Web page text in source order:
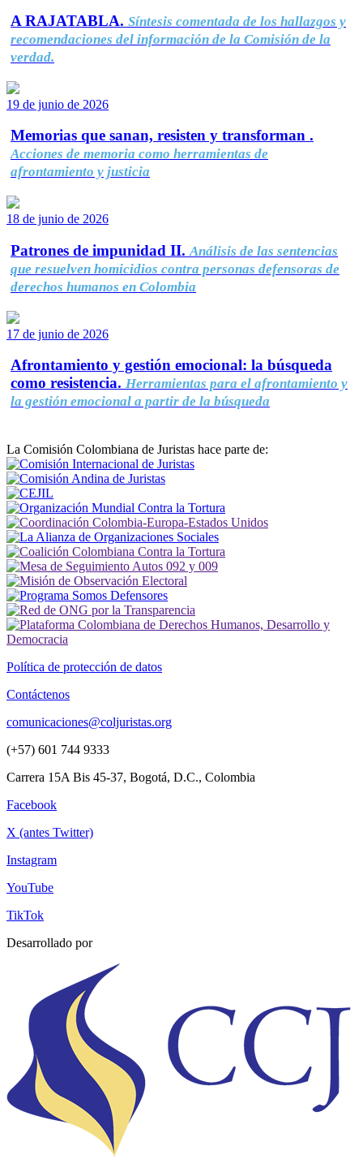
A RAJATABLA. Síntesis comentada de los hallazgos y
recomendaciones del información de la Comisión de la
verdad.
19 de junio de 2026
Memorias que sanan, resisten y transforman .
Acciones de memoria como herramientas de
afrontamiento y justicia
18 de junio de 2026
Patrones de impunidad II. Análisis de las sentencias
que resuelven homicidios contra personas defensoras de
derechos humanos en Colombia
17 de junio de 2026
Afrontamiento y gestión emocional: la búsqueda
como resistencia. Herramientas para el afrontamiento y
la gestión emocional a partir de la búsqueda
La Comisión Colombiana de Juristas hace parte de:
Política de protección de datos
Contáctenos
comunicaciones@coljuristas.org
(+57) 601 744 9333
Carrera 15A Bis 45-37, Bogotá, D.C., Colombia
Facebook
X (antes Twitter)
Instagram
YouTube
TikTok
Desarrollado por